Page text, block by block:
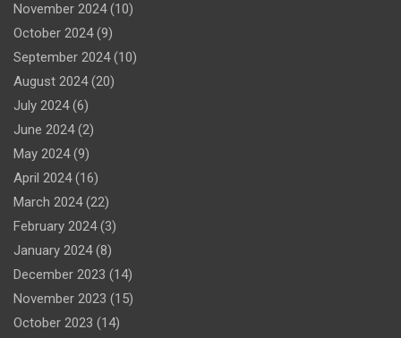
November 2024(10)
October 2024(9)
September 2024(10)
August 2024(20)
July 2024(6)
June 2024(2)
May 2024(9)
April 2024(16)
March 2024(22)
February 2024(3)
January 2024(8)
December 2023 (14)
November 2023 (15)
October 2023 (14)